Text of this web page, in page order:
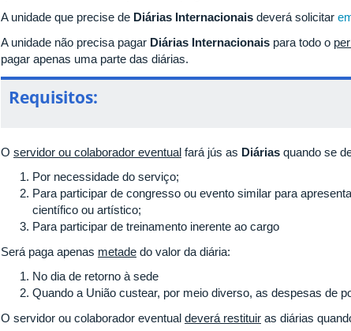
A unidade que precise de Diárias Internacionais deverá solicitar
A unidade não precisa pagar Diárias Internacionais para todo o
pagar apenas uma parte das diárias.
Requisitos:
O servidor ou colaborador eventual fará jús as Diárias quando se
Por necessidade do serviço;
Para participar de congresso ou evento similar para
científico ou artístico;
Para participar de treinamento inerente ao cargo
Será paga apenas metade do valor da diária:
No dia de retorno à sede
Quando a União custear, por meio diverso, as despesas de
O servidor ou colaborador eventual deverá restituir as diárias